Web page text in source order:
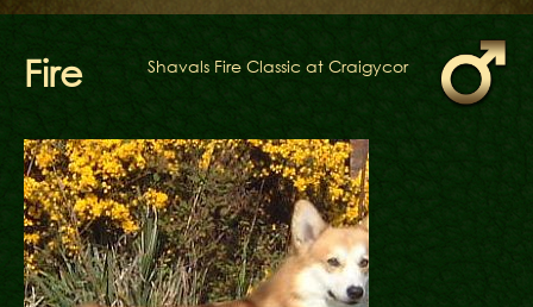
Fire Shavals Fire Classic at Craigycor
МІФИ
БЛОГ